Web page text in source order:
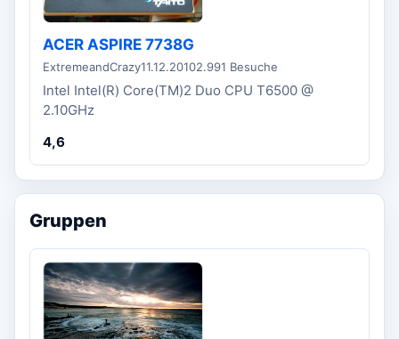
ACER ASPIRE 7738G
ExtremeandCrazy11.12.20102.991 Besuche
Intel Intel(R) Core(TM)2 Duo CPU T6500 @
2.10GHz
4,6
Gruppen